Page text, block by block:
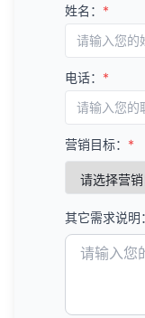
姓名： *
电话： *
营销目标： *
其它需求说明：